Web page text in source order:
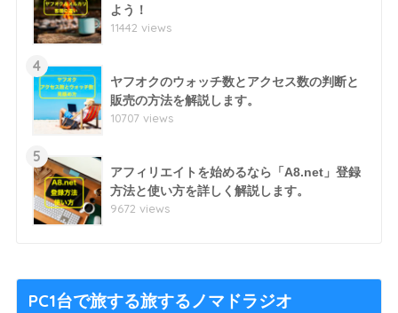
よう！
11442 views
4
ヤフオクのウォッチ数とアクセス数の判断と
販売の方法を解説します。
10707 views
5
アフィリエイトを始めるなら「A8.net」登録
方法と使い方を詳しく解説します。
9672 views
PC1台で旅する旅するノマドラジオ